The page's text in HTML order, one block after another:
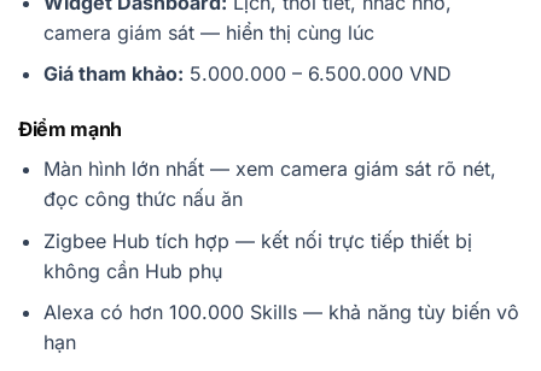
camera giám sát — hiển thị cùng lúc
Giá tham khảo: 5.000.000 – 6.500.000 VND
Điểm mạnh
Màn hình lớn nhất — xem camera giám sát rõ nét,
đọc công thức nấu ăn
Zigbee Hub tích hợp — kết nối trực tiếp thiết bị
không cần Hub phụ
Alexa có hơn 100.000 Skills — khả năng tùy biến vô
hạn